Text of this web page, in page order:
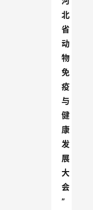
北
省
动
物
免
疫
与
健
康
发
展
大
会
”